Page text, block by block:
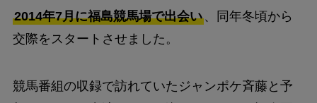
2014年7月に福島競馬場で出会い、同年冬頃から
交際をスタートさせました。
競馬番組の収録で訪れていたジャンポケ斉藤と予